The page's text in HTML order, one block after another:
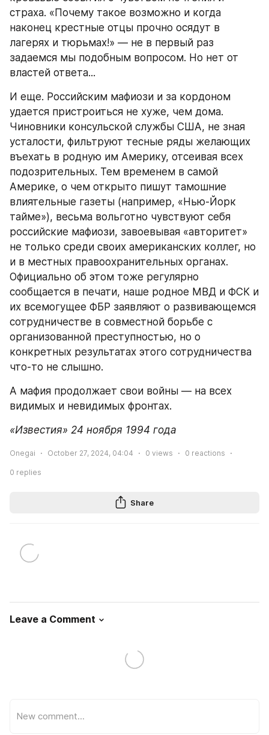
страха. «Почему такое возможно и когда
наконец крестные отцы прочно осядут в
лагерях и тюрьмах!» — не в первый раз
задаемся мы подобным вопросом. Но нет от
властей ответа...
И еще. Российским мафиози и за кордоном
удается пристроиться не хуже, чем дома.
Чиновники консульской службы США, не зная
усталости, фильтруют тесные ряды желающих
въехать в родную им Америку, отсеивая всех
подозрительных. Тем временем в самой
Америке, о чем открыто пишут тамошние
влиятельные газеты (например, «Нью-Йорк
тайме»), весьма вольготно чувствуют себя
российские мафиози, завоевывая «авторитет»
не только среди своих американских коллег, но
и в местных правоохранительных органах.
Официально об этом тоже регулярно
сообщается в печати, наше родное МВД и ФСК и
их всемогущее ФБР заявляют о развивающемся
сотрудничестве в совместной борьбе с
организованной преступностью, но о
конкретных результатах этого сотрудничества
что-то не слышно.
А мафия продолжает свои войны — на всех
видимых и невидимых фронтах.
«Известия» 24 ноября 1994 года
Onegai October 27, 2024, 04:04 0 views 0 reactions
0 replies
Share
Leave a Comment